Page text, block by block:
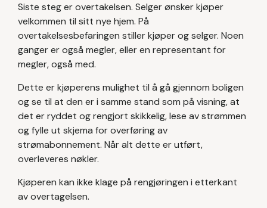
Siste steg er overtakelsen. Selger ønsker kjøper
velkommen til sitt nye hjem. På
overtakelsesbefaringen stiller kjøper og selger. Noen
ganger er også megler, eller en representant for
megler, også med.
Dette er kjøperens mulighet til å gå gjennom boligen
og se til at den er i samme stand som på visning, at
det er ryddet og rengjort skikkelig, lese av strømmen
og fylle ut skjema for overføring av
strømabonnement. Når alt dette er utført,
overleveres nøkler.
Kjøperen kan ikke klage på rengjøringen i etterkant
av overtagelsen.